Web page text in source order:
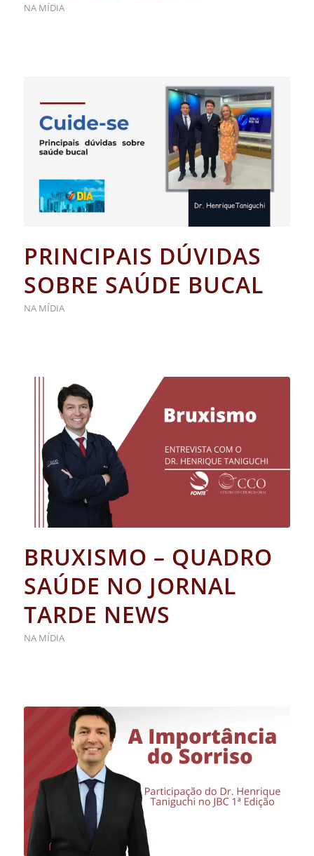
NA MÍDIA
PRINCIPAIS DÚVIDAS
SOBRE SAÚDE BUCAL
NA MÍDIA
BRUXISMO – QUADRO
SAÚDE NO JORNAL
TARDE NEWS
NA MÍDIA